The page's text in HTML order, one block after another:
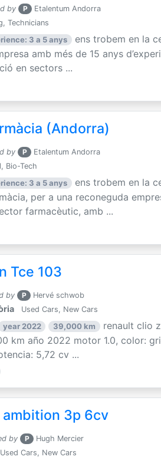
by P Etalentum Andorra
Technicians
3 a 5 anys
ens trobem en la
amb més de 15 anys
en sectors ...
(Andorra)
by P Etalentum Andorra
Bio-Tech
3 a 5 anys
ens trobem en la
per a una reconeguda
farmacèutic, amb ...
Tce 103
by P Hervé schwob
Used Cars, New Cars
year 2022 39,000 km
renault clio
km año 2022 motor 1.0, color:
5,72 cv ...
ambition 3p 6cv
by P Hugh Mercier
Used Cars, New Cars